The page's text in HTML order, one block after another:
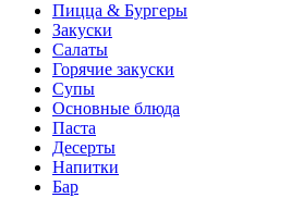
Пицца & Бургеры
Закуски
Салаты
Горячие закуски
Супы
Основные блюда
Паста
Десерты
Напитки
Бар